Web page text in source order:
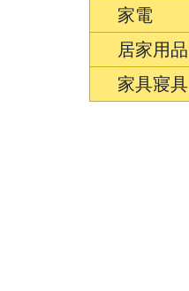
家電
居家用品
家具寢具